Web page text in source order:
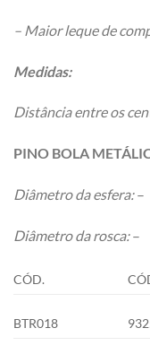
– Maior leque de
Medidas:
Distância entre os
PINO BOLA
Diâmetro da esfera:–
Diâmetro da rosca:–
CÓD.
BTR018